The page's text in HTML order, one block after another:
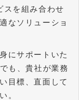
スを組み合わせ
なソリューショ
にサポートいた
も、貴社が業務
目標、直面して
。